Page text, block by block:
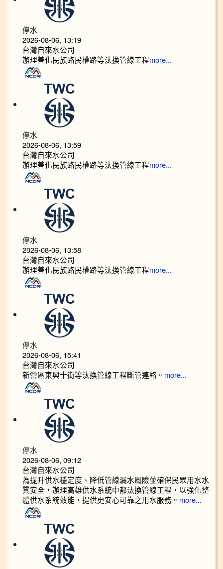
停水
2026-08-06, 13:19
台灣自來水公司
辦理善化民族路民權路等汰換管線工程more...
停水
2026-08-06, 13:59
台灣自來水公司
辦理善化民族路民權路等汰換管線工程more...
停水
2026-08-06, 13:58
台灣自來水公司
辦理善化民族路民權路等汰換管線工程more...
停水
2026-08-06, 15:41
台灣自來水公司
新營區東興十街等汰換管線工程斷管連絡。 more...
停水
2026-08-06, 09:12
台灣自來水公司
為提升供水穩定度、降低管線漏水風險並確保民眾用水水
質安全，辦理高雄供水系統中都汰換管線工程，以強化整
體供水系統效能，提供更安心可靠之用水服務。 more...